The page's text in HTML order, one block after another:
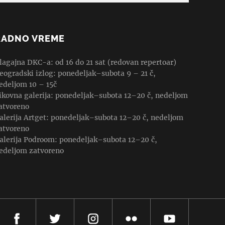
VREME
DKC-a: od 16 do 21 sat (redovan repertoar)
izlog: ponedeljak–subota 9 – 21 č,
10 – 15č
galerija: ponedeljak–subota 12–20 č, nedeljom
Artget: ponedeljak–subota 12–20 č, nedeljom
Podroom: ponedeljak–subota 12–20 č,
zatvoreno